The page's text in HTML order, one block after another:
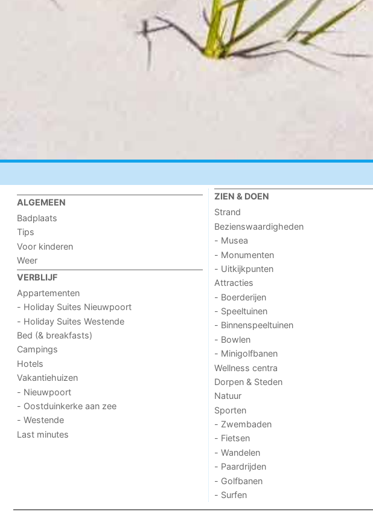
ALGEMEEN
Badplaats
Tips
Voor kinderen
Weer
VERBLIJF
Appartementen
- Holiday Suites Nieuwpoort
- Holiday Suites Westende
Bed (& breakfasts)
Campings
Hotels
Vakantiehuizen
- Nieuwpoort
- Oostduinkerke aan zee
- Westende
Last minutes
ZIEN & DOEN
Strand
Bezienswaardigheden
- Musea
- Monumenten
- Uitkijkpunten
Attracties
- Boerderijen
- Speeltuinen
- Binnenspeeltuinen
- Bowlen
- Minigolfbanen
Wellness centra
Dorpen & Steden
Natuur
Sporten
- Zwembaden
- Fietsen
- Wandelen
- Paardrijden
- Golfbanen
- Surfen